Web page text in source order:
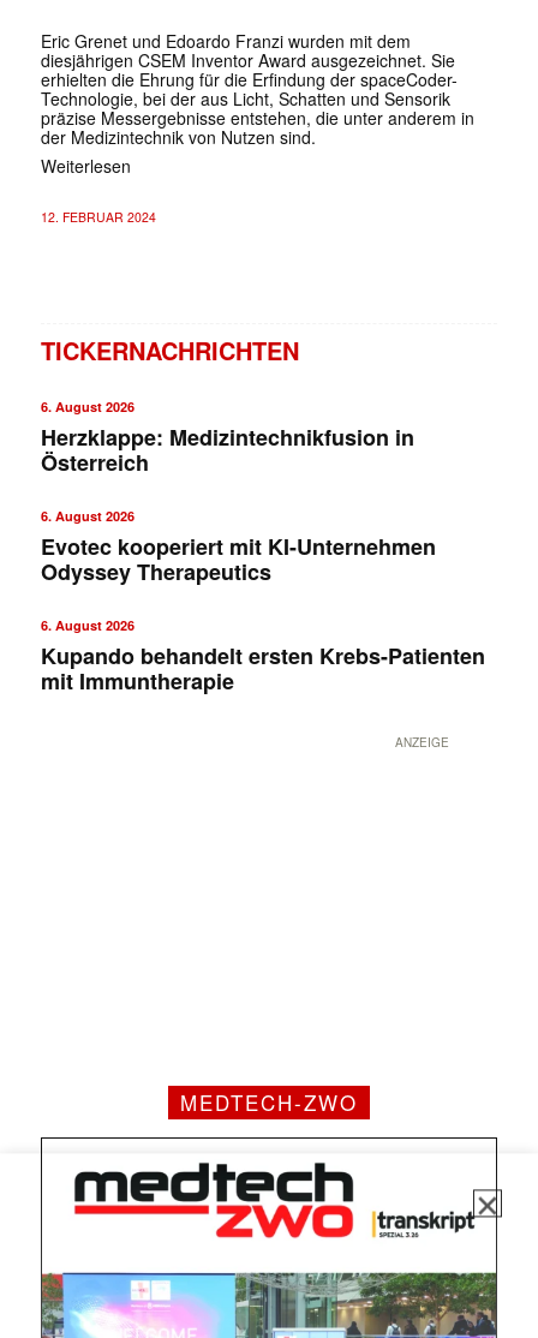
Eric Grenet und Edoardo Franzi wurden mit dem
diesjährigen CSEM Inventor Award ausgezeichnet. Sie
erhielten die Ehrung für die Erfindung der spaceCoder-
Technologie, bei der aus Licht, Schatten und Sensorik
präzise Messergebnisse entstehen, die unter anderem in
der Medizintechnik von Nutzen sind.
Weiterlesen
12. FEBRUAR 2024
TICKERNACHRICHTEN
6. August 2026
Herzklappe: Medizintechnikfusion in
Österreich
6. August 2026
Evotec kooperiert mit KI-Unternehmen
Odyssey Therapeutics
6. August 2026
Kupando behandelt ersten Krebs-Patienten
mit Immuntherapie
ANZEIGE
MEDTECH-ZWO